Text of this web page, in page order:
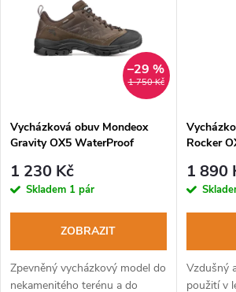
1 750 Kč
–29 %
Vycházková obuv Mondeox
Gravity OX5 WaterProof
1 230 Kč
Skladem 1 pár
ZOBRAZIT
Zpevněný vycházkový model do
nekamenitého terénu a do
Rocker
1 890
Vzdušný
použití v